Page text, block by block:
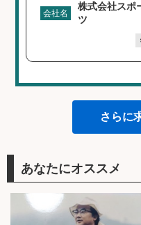
会社名
株式会社スポ
ツ
さらに
あなたにオススメ